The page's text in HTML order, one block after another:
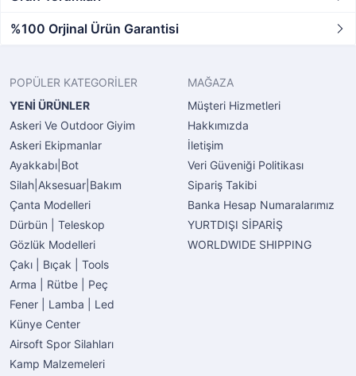
%100 Orjinal Ürün Garantisi
POPÜLER KATEGORİLER
YENİ ÜRÜNLER
Askeri Ve Outdoor Giyim
Askeri Ekipmanlar
Ayakkabı|Bot
Silah|Aksesuar|Bakım
Çanta Modelleri
Dürbün | Teleskop
Gözlük Modelleri
Çakı | Bıçak | Tools
Arma | Rütbe | Peç
Fener | Lamba | Led
Künye Center
Airsoft Spor Silahları
Kamp Malzemeleri
MAĞAZA
Müşteri Hizmetleri
Hakkımızda
İletişim
Veri Güveniği Politikası
Sipariş Takibi
Banka Hesap Numaralarımız
YURTDIŞI SİPARİŞ
WORLDWIDE SHIPPING